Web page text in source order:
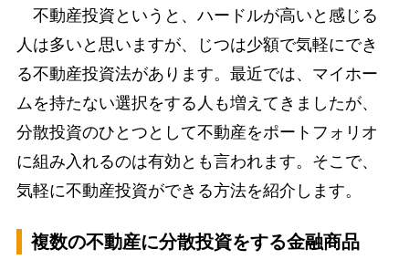
不動産投資というと、ハードルが高いと感じる
人は多いと思いますが、じつは少額で気軽にでき
る不動産投資法があります。最近では、マイホー
ムを持たない選択をする人も増えてきましたが、
分散投資のひとつとして不動産をポートフォリオ
に組み入れるのは有効とも言われます。そこで、
気軽に不動産投資ができる方法を紹介します。
複数の不動産に分散投資をする金融商品